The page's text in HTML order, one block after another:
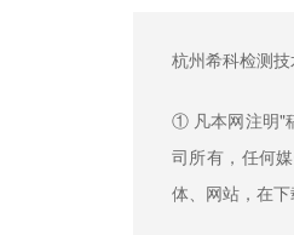
杭州希科检测
① 凡本网注明"
司所有，任何
体、网站，在